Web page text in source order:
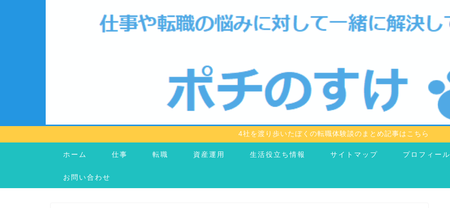
4社を渡り歩いたぼくの転職体験談のまとめ記事はこちら
ホーム 仕事 転職 資産運用 生活役立ち情報 サイトマップ プロフィール
お問い合わせ